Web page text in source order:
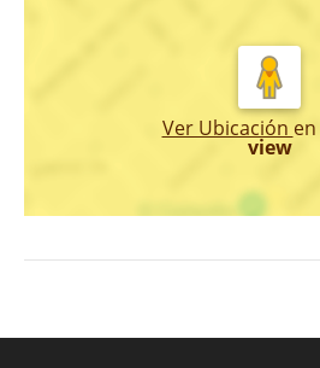
Ver Ubicación en
view